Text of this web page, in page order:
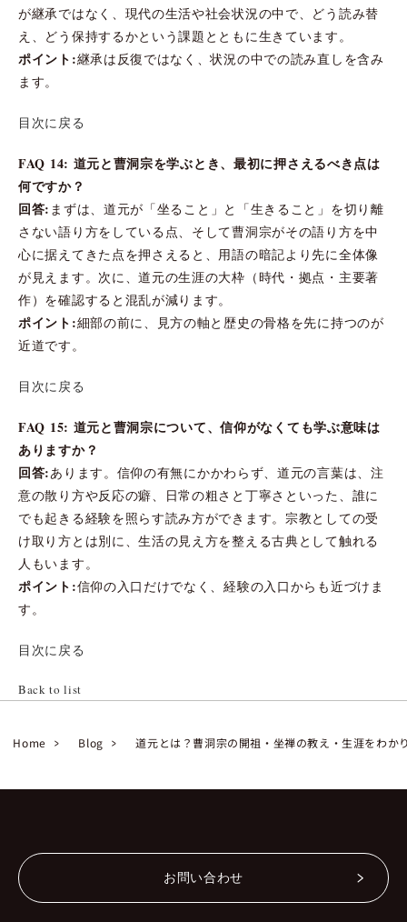
が継承ではなく、現代の生活や社会状況の中で、どう読み替
え、どう保持するかという課題とともに生きています。
ポイント:継承は反復ではなく、状況の中での読み直しを含み
ます。
目次に戻る
FAQ 14: 道元と曹洞宗を学ぶとき、最初に押さえるべき点は
何ですか？
回答: まずは、道元が「坐ること」と「生きること」を切り離
さない語り方をしている点、そして曹洞宗がその語り方を中
心に据えてきた点を押さえると、用語の暗記より先に全体像
が見えます。次に、道元の生涯の大枠（時代・拠点・主要著
作）を確認すると混乱が減ります。
ポイント:細部の前に、見方の軸と歴史の骨格を先に持つのが
近道です。
目次に戻る
FAQ 15: 道元と曹洞宗について、信仰がなくても学ぶ意味は
ありますか？
回答:あります。信仰の有無にかかわらず、道元の言葉は、注
意の散り方や反応の癖、日常の粗さと丁寧さといった、誰に
でも起きる経験を照らす読み方ができます。宗教としての受
け取り方とは別に、生活の見え方を整える古典として触れる
人もいます。
ポイント:信仰の入口だけでなく、経験の入口からも近づけま
す。
目次に戻る
Back to list
Home Blog 道元とは？曹洞宗の開祖・坐禅の教え・生涯をわか
お問い合わせ